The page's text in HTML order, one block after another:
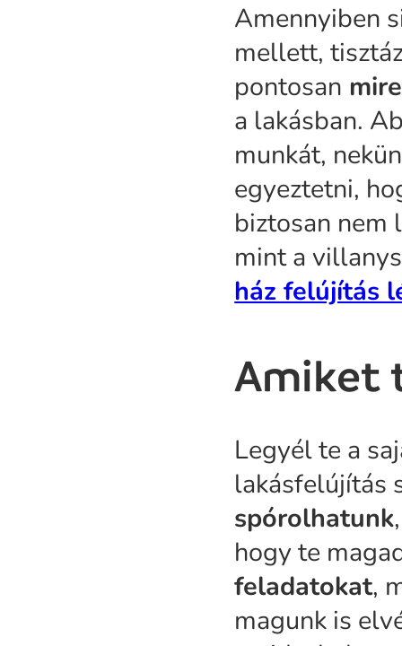
Amennyiben
mellett,
pontosan
a lakásban.
munkát,
egyeztetni,
biztosan nem
mint a
ház felújítás
Amiket
Legyél te a
lakásfelújítás
spórolhatunk
hogy te
feladatokat,
magunk is